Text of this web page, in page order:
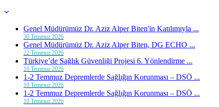
Genel Müdürümüz Dr. Aziz Alper Biten'in Katılımıyla ...
30 Temmuz 2026
Genel Müdürümüz Dr. Aziz Alper Biten, DG ECHO ...
22 Temmuz 2026
Türkiye’de Sağlık Güvenliği Projesi 6. Yönlendirme ...
16 Temmuz 2026
1-2 Temmuz Depremlerde Sağlığın Korunması – DSÖ ...
10 Temmuz 2026
1-2 Temmuz Depremlerde Sağlığın Korunması – DSÖ ...
10 Temmuz 2026